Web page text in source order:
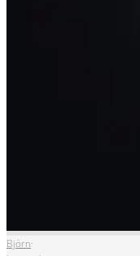
Björn·